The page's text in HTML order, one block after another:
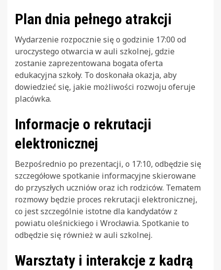
Plan dnia pełnego atrakcji
Wydarzenie rozpocznie się o godzinie 17:00 od
uroczystego otwarcia w auli szkolnej, gdzie
zostanie zaprezentowana bogata oferta
edukacyjna szkoły. To doskonała okazja, aby
dowiedzieć się, jakie możliwości rozwoju oferuje
placówka.
Informacje o rekrutacji
elektronicznej
Bezpośrednio po prezentacji, o 17:10, odbędzie się
szczegółowe spotkanie informacyjne skierowane
do przyszłych uczniów oraz ich rodziców. Tematem
rozmowy będzie proces rekrutacji elektronicznej,
co jest szczególnie istotne dla kandydatów z
powiatu oleśnickiego i Wrocławia. Spotkanie to
odbędzie się również w auli szkolnej.
Warsztaty i interakcje z kadrą